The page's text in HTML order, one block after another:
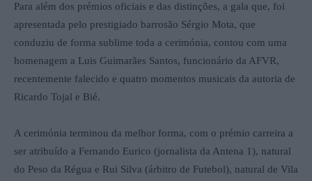
Para além dos prémios oficiais e das distinções, a gala que, foi
apresentada pelo prestigiado barrosão Sérgio Mota, que
conduziu de forma sublime toda a cerimónia, contou com uma
homenagem a Luis Guimarães Santos, funcionário da AFVR,
recentemente falecido e quatro momentos musicais da autoria de
Ricardo Tojal e Bié.
A cerimónia terminou da melhor forma, com o prémio carreira a
ser atribuído a Fernando Eurico (jornalista da Antena 1), natural
do Peso da Régua e Rui Silva (árbitro de Futebol), natural de Vila